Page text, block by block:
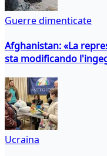
Guerre dimenticate
Afghanistan: «La
sta modificando
Ucraina